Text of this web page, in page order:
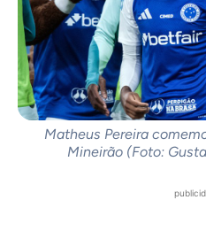
Matheus Pereira
Mineirão (Foto: